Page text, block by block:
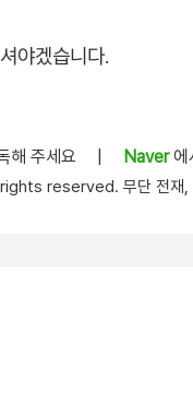
야겠습니다.
해 주세요 Naver에
reserved. 무단 전재,